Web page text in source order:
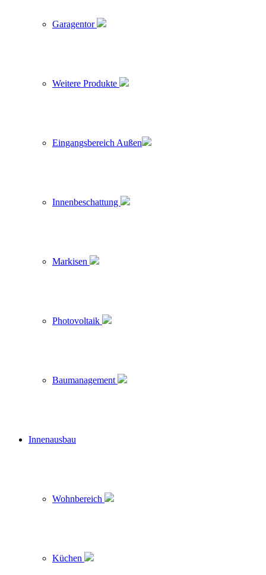
Garagentor
Weitere Produkte
Eingangsbereich Außen
Innenbeschattung
Markisen
Photovoltaik
Baumanagement
Innenausbau
Wohnbereich
Küchen